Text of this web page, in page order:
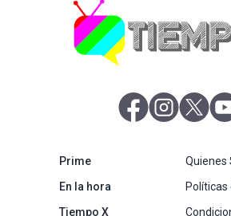
abre en nueva
abre en
Primeabre en nueva pestaña
En la horaabre en nueva pestaña
Tiempo X
Quienes
Políticas